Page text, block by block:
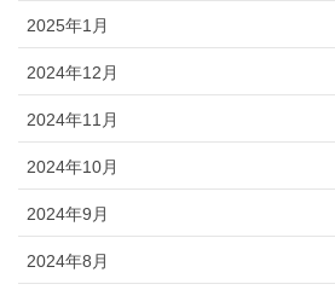
2025年1月
2024年12月
2024年11月
2024年10月
2024年9月
2024年8月